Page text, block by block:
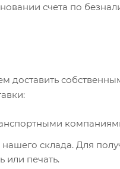
счета по
доставить
склада. Для
или печать.